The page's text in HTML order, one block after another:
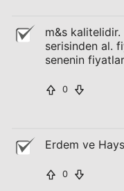
m&s
serisinden al.
senenin
0
Erdem ve Hays
0